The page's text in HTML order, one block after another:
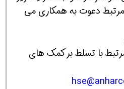
مرتبط دعوت به همکاری می
کار مرتبط با تسلط بر کمک های